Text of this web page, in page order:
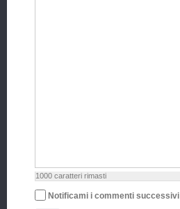
1000 caratteri rimasti
Notificami i commenti successivi